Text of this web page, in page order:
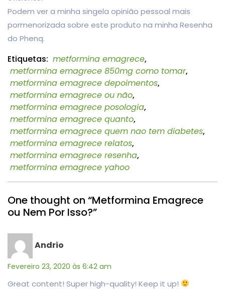
Podem ver a minha singela opinião pessoal mais
pormenorizada sobre este produto na minha Resenha
do Phenq.
Etiquetas: metformina emagrece,
metformina emagrece 850mg como tomar,
metformina emagrece depoimentos,
metformina emagrece ou não,
metformina emagrece posologia,
metformina emagrece quanto,
metformina emagrece quem nao tem diabetes,
metformina emagrece relatos,
metformina emagrece resenha,
metformina emagrece yahoo
One thought on “Metformina Emagrece
ou Nem Por Isso?”
Andrio
Fevereiro 23, 2020 às 6:42 am
Great content! Super high-quality! Keep it up!